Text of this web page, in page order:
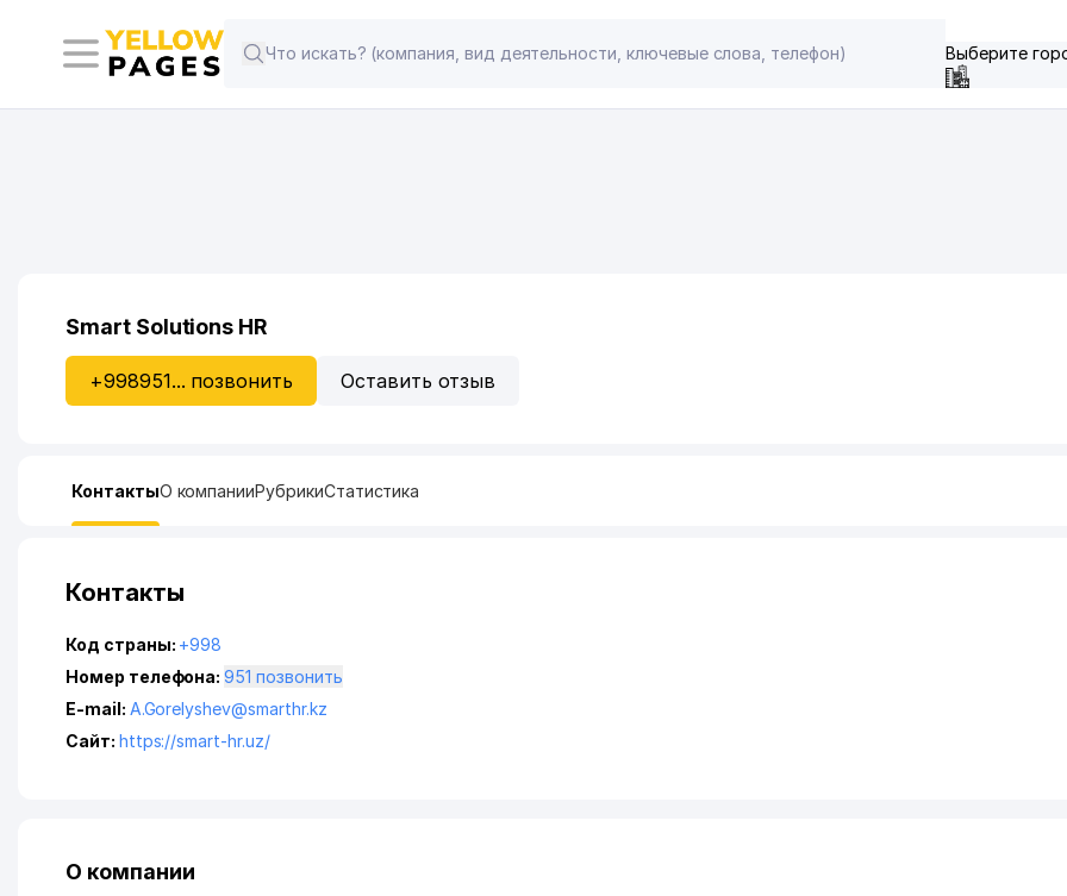
Выберите
Smart Solutions HR
+998951... позвонить Оставить отзыв
КонтактыО компанииРубрикиСтатистика
Контакты
Код страны: +998
Номер телефона:951 позвонить
E-mail: A.Gorelyshev@smarthr.kz
Сайт: https://smart-hr.uz/
О компании